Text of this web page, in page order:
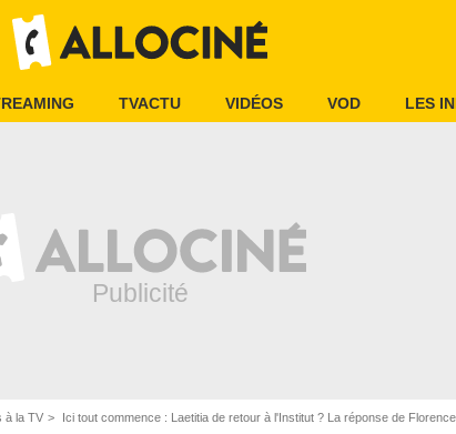
TVACTU VIDÉOS VOD LES
à la TV Ici tout commence : Laetitia de retour à l'Institut ? La réponse de